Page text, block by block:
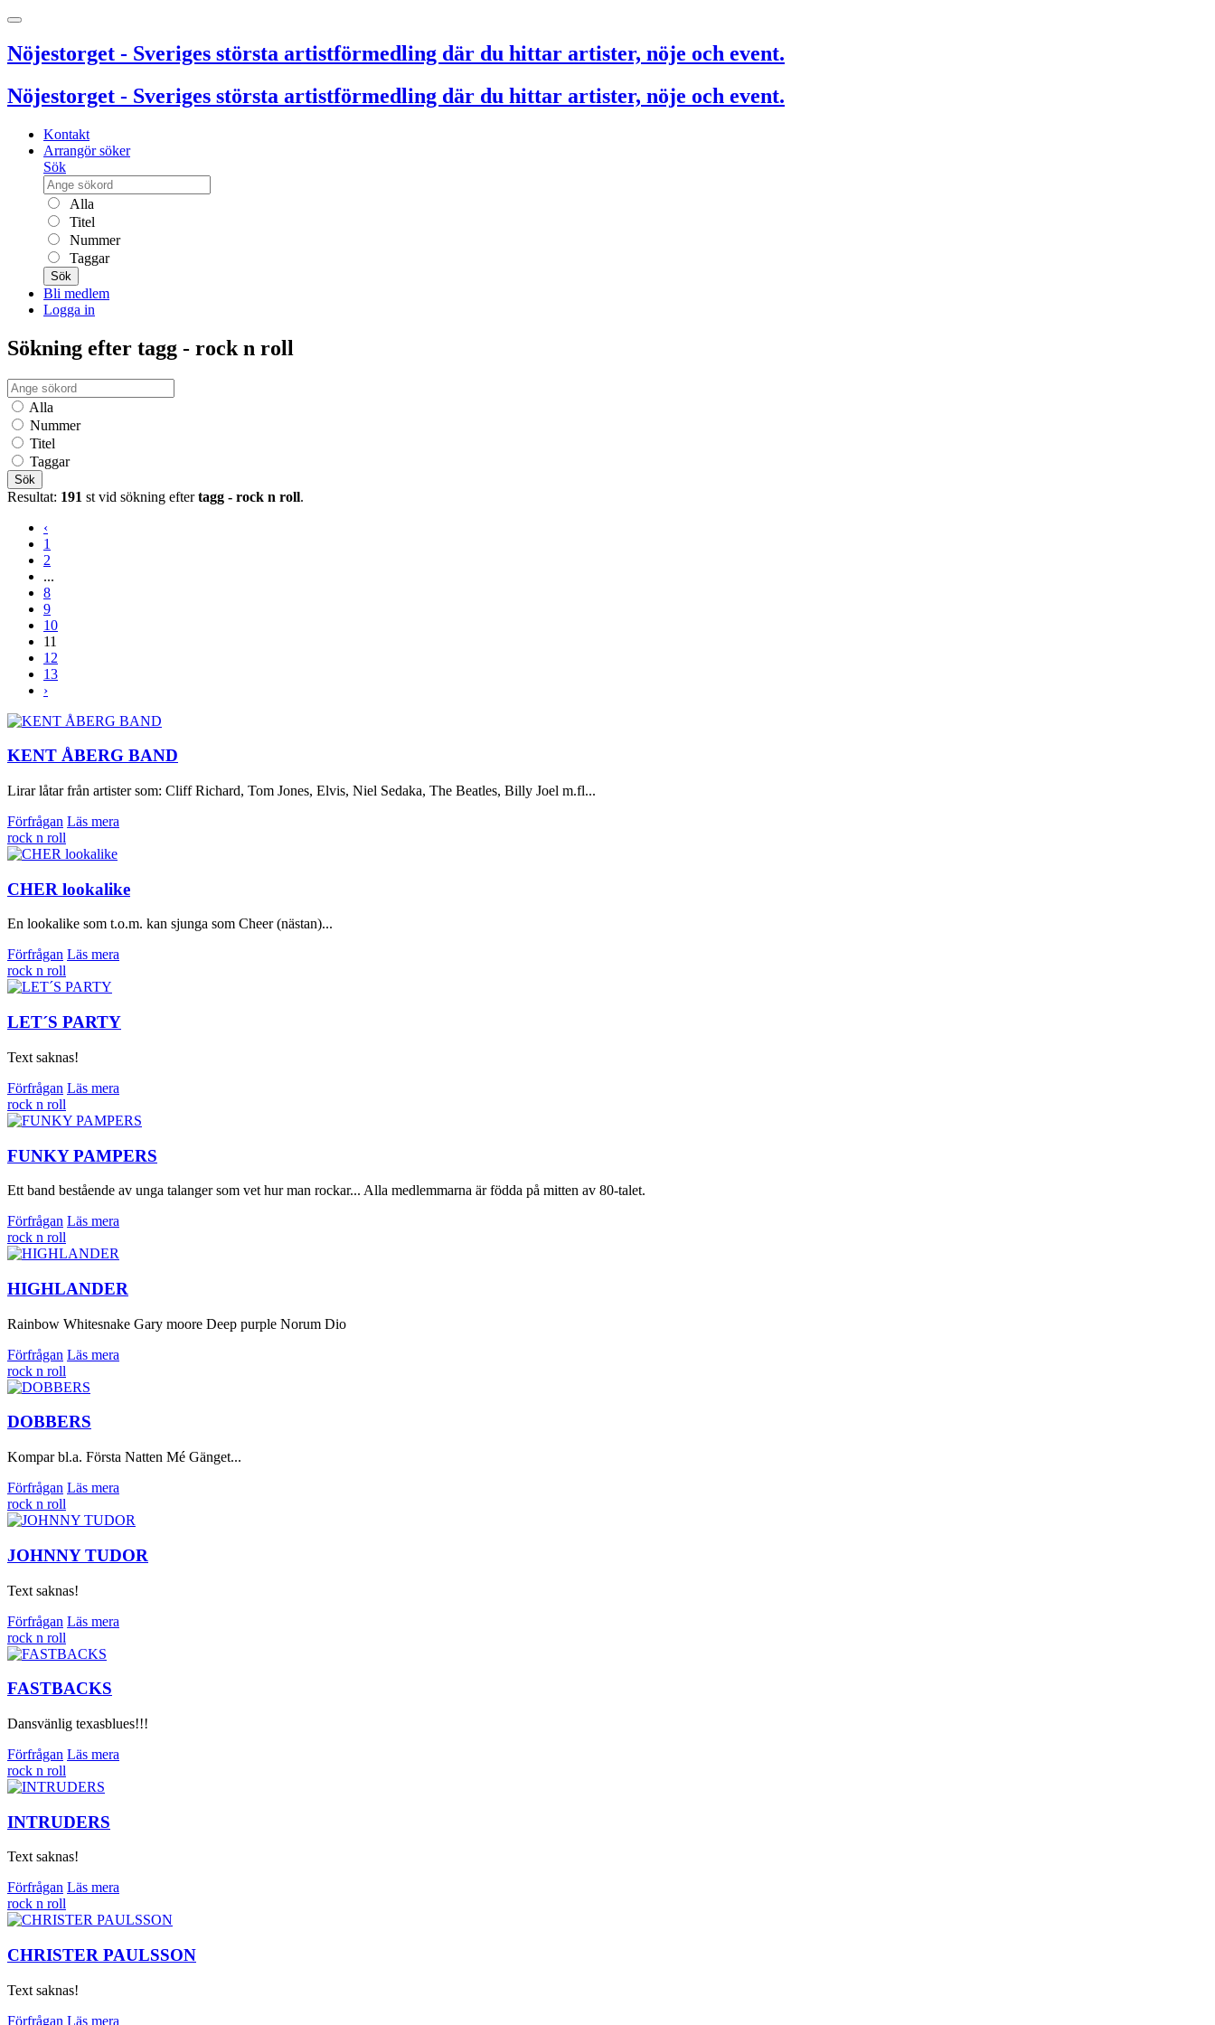
Nöjestorget - Sveriges största artistförmedling där du hittar artister, nöje och event.
Nöjestorget - Sveriges största artistförmedling där du hittar artister, nöje och event.
Kontakt
Arrangör söker
Sök
Alla
Titel
Nummer
Taggar
Sök
Bli medlem
Logga in
Sökning efter tagg - rock n roll
Alla
Nummer
Titel
Taggar
Sök
Resultat: 191 st vid sökning eftertagg - rock n roll.
‹
1
2
...
8
9
10
11
12
13
›
KENT ÅBERG BAND
Lirar låtar från artister som: Cliff Richard, Tom Jones, Elvis, Niel Sedaka, The Beatles, Billy Joel m.fl...
Förfrågan Läs mera
rock n roll
CHER lookalike
En lookalike som t.o.m. kan sjunga som Cheer (nästan)...
Förfrågan Läs mera
rock n roll
LET´S PARTY
Text saknas!
Förfrågan Läs mera
rock n roll
FUNKY PAMPERS
Ett band bestående av unga talanger som vet hur man rockar... Alla medlemmarna är födda på mitten av 80-talet.
Förfrågan Läs mera
rock n roll
HIGHLANDER
Rainbow Whitesnake Gary moore Deep purple Norum Dio
Förfrågan Läs mera
rock n roll
DOBBERS
Kompar bl.a. Första Natten Mé Gänget...
Förfrågan Läs mera
rock n roll
JOHNNY TUDOR
Text saknas!
Förfrågan Läs mera
rock n roll
FASTBACKS
Dansvänlig texasblues!!!
Förfrågan Läs mera
rock n roll
INTRUDERS
Text saknas!
Förfrågan Läs mera
rock n roll
CHRISTER PAULSSON
Text saknas!
Förfrågan Läs mera